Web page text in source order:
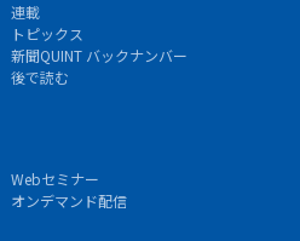
連載
トピックス
新聞QUINT バックナンバー
後で読む
Webセミナー
オンデマンド配信